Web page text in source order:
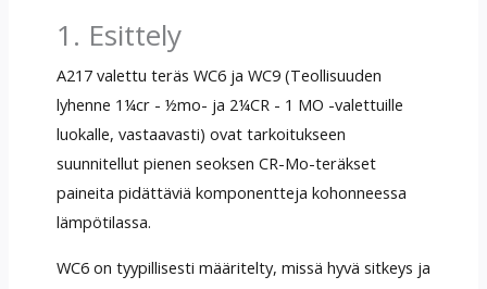
1. Esittely
A217 valettu teräs WC6 ja WC9 (Teollisuuden
lyhenne 1¼cr - ½mo- ja 2¼CR - 1 MO -valettuille
luokalle, vastaavasti) ovat tarkoitukseen
suunnitellut pienen seoksen CR-Mo-teräkset
paineita pidättäviä komponentteja kohonneessa
lämpötilassa.
WC6 on tyypillisesti määritelty, missä hyvä sitkeys ja